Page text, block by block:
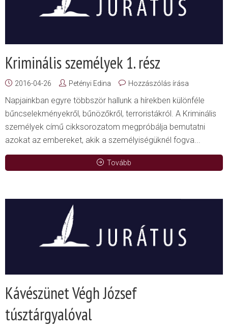
Kriminális személyek 1. rész
2016-04-26 Petényi Edina Hozzászólás írása
Napjainkban egyre többször hallunk a hírekben különféle
bűncselekményekről, bűnözőkről, terroristákról. A Kriminális
személyek című cikksorozatom megpróbálja bemutatni
azokat az embereket, akik a személyiségüknél fogva...
Tovább
Kávészünet Végh József
túsztárgyalóval